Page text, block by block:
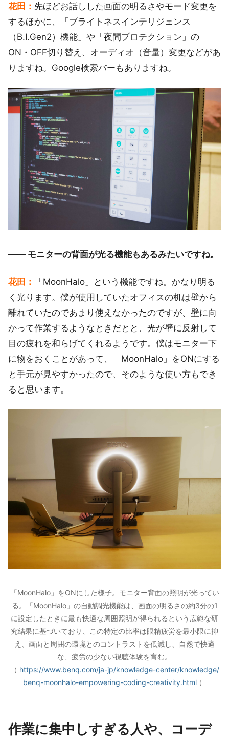
花田： 先ほどお話しした画面の明るさやモード変更を
するほかに、「ブライトネスインテリジェンス
（B.I.Gen2）機能」や「夜間プロテクション」の
ON・OFF切り替え、オーディオ（音量）変更などがあ
りますね。Google検索バーもありますね。
―― モニターの背面が光る機能もあるみたいですね。
花田：
「MoonHalo」という機能ですね。かなり明る
く光ります。僕が使用していたオフィスの机は壁から
離れていたのであまり使えなかったのですが、壁に向
かって作業するようなときだとと、光が壁に反射して
目の疲れを和らげてくれるようです。僕はモニター下
に物をおくことがあって、「MoonHalo」をONにする
と手元が見やすかったので、そのような使い方もでき
ると思います。
「MoonHalo」をONにした様子。モニター背面の照明が光ってい
る。「MoonHalo」の自動調光機能は、画面の明るさの約3分の1
に設定したときに最も快適な周囲照明が得られるという広範な研
究結果に基づいており、この特定の比率は眼精疲労を最小限に抑
え、画面と周囲の環境とのコントラストを低減し、自然で快適
な、疲労の少ない視聴体験を育む。
（ https://www.benq.com/ja-jp/knowledge-center/knowledge/
benq-moonhalo-empowering-coding-creativity.html ）
作業に集中しすぎる人や、コーデ